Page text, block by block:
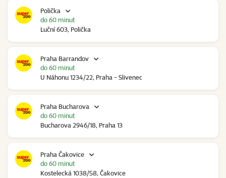
Polička
Luční 603, Polička
do 60 minut
Praha Barrandov
U Náhonu 1234/22, Praha - Slivenec
do 60 minut
Praha Bucharova
Bucharova 2946/18, Praha 13
do 60 minut
Praha Čakovice
Kostelecká 1038/58, Čakovice
do 60 minut